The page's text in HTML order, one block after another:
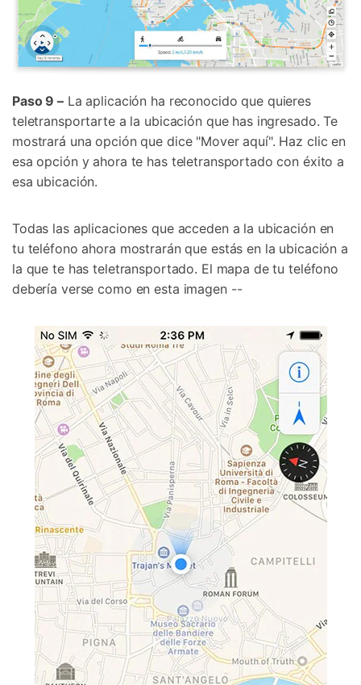
Paso 9 – La aplicación ha reconocido que quieres
teletransportarte a la ubicación que has ingresado. Te
mostrará una opción que dice "Mover aquí". Haz clic en
esa opción y ahora te has teletransportado con éxito a
esa ubicación.
Todas las aplicaciones que acceden a la ubicación en
tu teléfono ahora mostrarán que estás en la ubicación a
la que te has teletransportado. El mapa de tu teléfono
debería verse como en esta imagen --